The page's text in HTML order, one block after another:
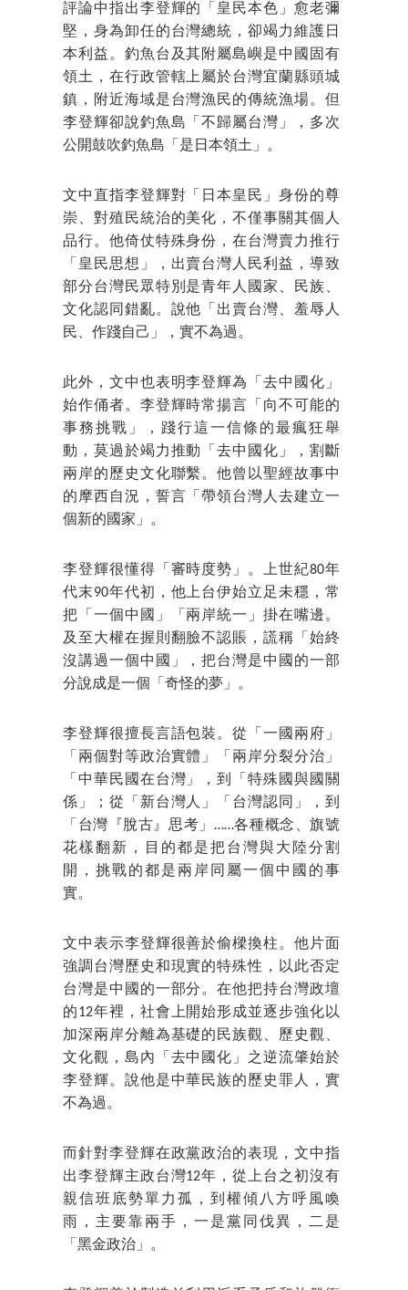
評論中指出李登輝的「皇民本色」愈老彌
堅，身為卸任的台灣總統，卻竭力維護日
本利益。釣魚台及其附屬島嶼是中國固有
領土，在行政管轄上屬於台灣宜蘭縣頭城
鎮，附近海域是台灣漁民的傳統漁場。但
李登輝卻說釣魚島「不歸屬台灣」，多次
公開鼓吹釣魚島「是日本領土」。
文中直指李登輝對「日本皇民」身份的尊
崇、對殖民統治的美化，不僅事關其個人
品行。他倚仗特殊身份，在台灣賣力推行
「皇民思想」，出賣台灣人民利益，導致
部分台灣民眾特別是青年人國家、民族、
文化認同錯亂。說他「出賣台灣、羞辱人
民、作踐自己」，實不為過。
此外，文中也表明李登輝為「去中國化」
始作俑者。李登輝時常揚言「向不可能的
事務挑戰」，踐行這一信條的最瘋狂舉
動，莫過於竭力推動「去中國化」，割斷
兩岸的歷史文化聯繫。他曾以聖經故事中
的摩西自況，誓言「帶領台灣人去建立一
個新的國家」。
李登輝很懂得「審時度勢」。上世紀80年
代末90年代初，他上台伊始立足未穩，常
把「一個中國」「兩岸統一」掛在嘴邊。
及至大權在握則翻臉不認賬，謊稱「始終
沒講過一個中國」，把台灣是中國的一部
分說成是一個「奇怪的夢」。
李登輝很擅長言語包裝。從「一國兩府」
「兩個對等政治實體」「兩岸分裂分治」
「中華民國在台灣」，到「特殊國與國關
係」；從「新台灣人」「台灣認同」，到
「台灣『脫古』思考」……各種概念、旗號
花樣翻新，目的都是把台灣與大陸分割
開，挑戰的都是兩岸同屬一個中國的事
實。
文中表示李登輝很善於偷樑換柱。他片面
強調台灣歷史和現實的特殊性，以此否定
台灣是中國的一部分。在他把持台灣政壇
的12年裡，社會上開始形成並逐步強化以
加深兩岸分離為基礎的民族觀、歷史觀、
文化觀，島內「去中國化」之逆流肇始於
李登輝。說他是中華民族的歷史罪人，實
不為過。
而針對李登輝在政黨政治的表現，文中指
出李登輝主政台灣12年，從上台之初沒有
親信班底勢單力孤，到權傾八方呼風喚
雨，主要靠兩手，一是黨同伐異，二是
「黑金政治」。